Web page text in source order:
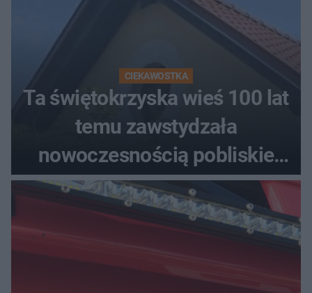
CIEKAWOSTKA
Ta świętokrzyska wieś 100 lat
temu zawstydzała
nowoczesnością pobliskie
miasta. Prąd, telefon i
luksusowa auta